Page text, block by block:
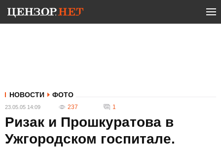
НОВОСТИ ФОТО
23.05.05 14:09 237 1
Ризак и Прошкуратова в
Ужгородском госпитале.